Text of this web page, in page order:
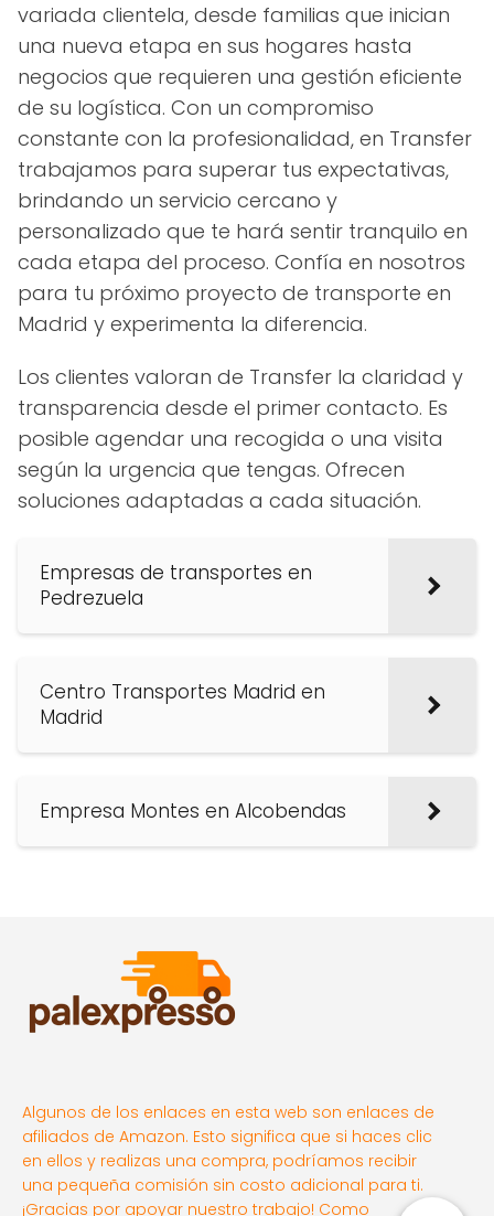
variada clientela, desde familias que inician
una nueva etapa en sus hogares hasta
negocios que requieren una gestión eficiente
de su logística. Con un compromiso
constante con la profesionalidad, en Transfer
trabajamos para superar tus expectativas,
brindando un servicio cercano y
personalizado que te hará sentir tranquilo en
cada etapa del proceso. Confía en nosotros
para tu próximo proyecto de transporte en
Madrid y experimenta la diferencia.
Los clientes valoran de Transfer la claridad y
transparencia desde el primer contacto. Es
posible agendar una recogida o una visita
según la urgencia que tengas. Ofrecen
soluciones adaptadas a cada situación.
Empresas de transportes en
Pedrezuela
Centro Transportes Madrid en
Madrid
Empresa Montes en Alcobendas
Algunos de los enlaces en esta web son enlaces de
afiliados de Amazon. Esto significa que si haces clic
en ellos y realizas una compra, podríamos recibir
una pequeña comisión sin costo adicional para ti.
¡Gracias por apoyar nuestro trabajo! Como